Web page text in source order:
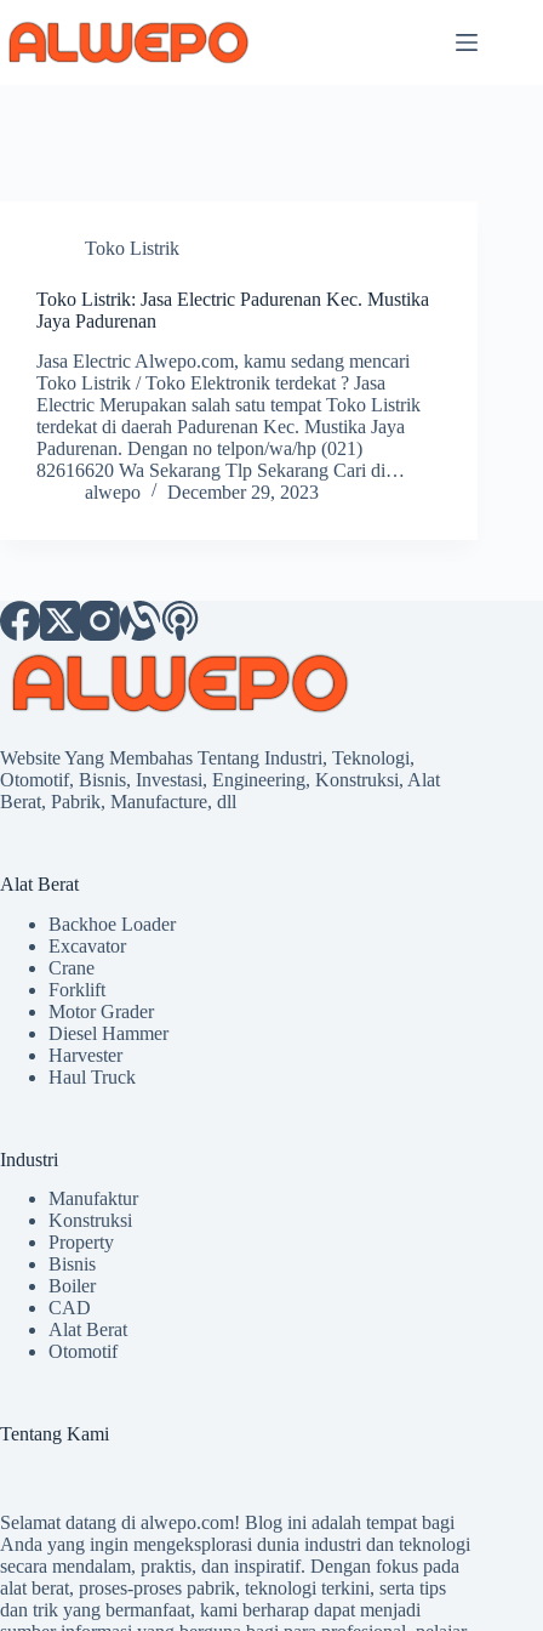
to
content
Toko Listrik
Toko Listrik: Jasa Electric Padurenan Kec. Mustika
Jaya Padurenan
Jasa Electric Alwepo.com, kamu sedang mencari
Toko Listrik / Toko Elektronik terdekat ? Jasa
Electric Merupakan salah satu tempat Toko Listrik
terdekat di daerah Padurenan Kec. Mustika Jaya
Padurenan. Dengan no telpon/wa/hp (021)
82616620 Wa Sekarang Tlp Sekarang Cari di…
alwepo
December 29, 2023
Website Yang Membahas Tentang Industri, Teknologi,
Otomotif, Bisnis, Investasi, Engineering, Konstruksi, Alat
Berat, Pabrik, Manufacture, dll
Alat Berat
Backhoe Loader
Excavator
Crane
Forklift
Motor Grader
Diesel Hammer
Harvester
Haul Truck
Industri
Manufaktur
Konstruksi
Property
Bisnis
Boiler
CAD
Alat Berat
Otomotif
Tentang Kami
Selamat datang di alwepo.com! Blog ini adalah tempat bagi
Anda yang ingin mengeksplorasi dunia industri dan teknologi
secara mendalam, praktis, dan inspiratif. Dengan fokus pada
alat berat, proses-proses pabrik, teknologi terkini, serta tips
dan trik yang bermanfaat, kami berharap dapat menjadi